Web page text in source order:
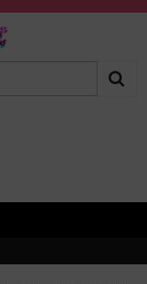
puedes utilizar